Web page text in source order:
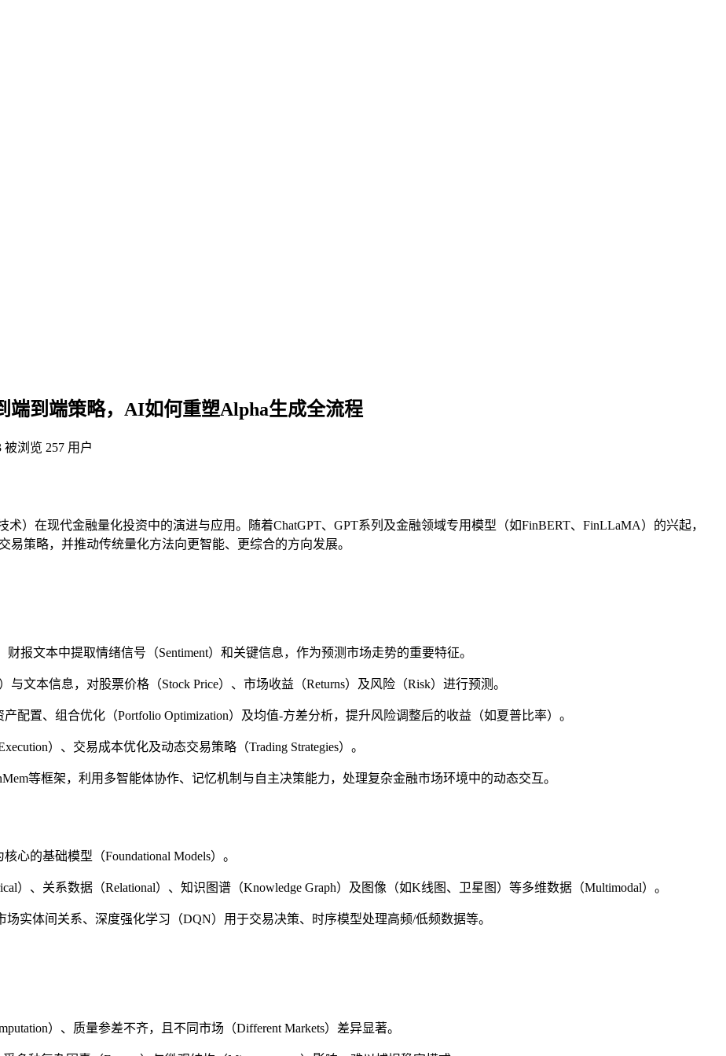
到端策略，AI如何重塑Alpha生成全流程
被浏览 257 用户
）在现代金融量化投资中的演进与应用。随着ChatGPT、GPT系列及金融领域专用模型（如FinBERT、FinLLaMA）的兴起，
策略，并推动传统量化方法向更智能、更综合的方向发展。
报文本中提取情绪信号（Sentiment）和关键信息，作为预测市场走势的重要特征。
文本信息，对股票价格（Stock Price）、市场收益（Returns）及风险（Risk）进行预测。
配置、组合优化（Portfolio Optimization）及均值-方差分析，提升风险调整后的收益（如夏普比率）。
）、交易成本优化及动态交易策略（Trading Strategies）。
等框架，利用多智能体协作、记忆机制与自主决策能力，处理复杂金融市场环境中的动态交互。
的基础模型（Foundational Models）。
）、关系数据（Relational）、知识图谱（Knowledge Graph）及图像（如K线图、卫星图）等多维数据（Multimodal）。
实体间关系、深度强化学习（DQN）用于交易决策、时序模型处理高频/低频数据等。
）、质量参差不齐，且不同市场（Different Markets）差异显著。